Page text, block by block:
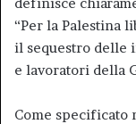
“Per la Palestina
il sequestro delle
e lavoratori della
Come